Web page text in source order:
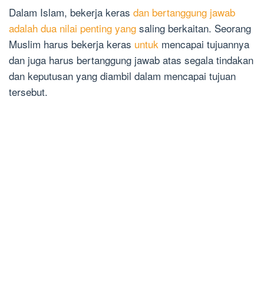
Dalam Islam, bekerja keras dan bertanggung jawab
adalah dua nilai penting yang saling berkaitan. Seorang
Muslim harus bekerja keras untuk mencapai tujuannya
dan juga harus bertanggung jawab atas segala tindakan
dan keputusan yang diambil dalam mencapai tujuan
tersebut.